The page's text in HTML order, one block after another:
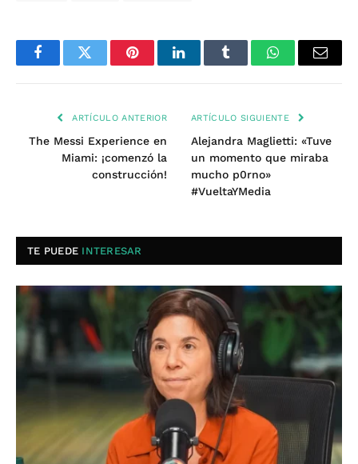
FacebookTwitter PinterestLinkedInTumblr WhatsAppEmail
ARTÍCULO ANTERIOR
The Messi Experience en
Miami: ¡comenzó la
construcción!
ARTÍCULO SIGUIENTE
Alejandra Maglietti: «Tuve
un momento que miraba
mucho p0rno»
#VueltaYMedia
TE PUEDE INTERESAR